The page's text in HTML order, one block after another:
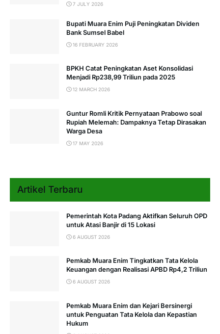
7 JULY 2026
Bupati Muara Enim Puji Peningkatan Dividen
Bank Sumsel Babel
16 FEBRUARY 2026
BPKH Catat Peningkatan Aset Konsolidasi
Menjadi Rp238,99 Triliun pada 2025
12 MARCH 2026
Guntur Romli Kritik Pernyataan Prabowo soal
Rupiah Melemah: Dampaknya Tetap Dirasakan
Warga Desa
17 MAY 2026
Artikel Terbaru
Pemerintah Kota Padang Aktifkan Seluruh OPD
untuk Atasi Banjir di 15 Lokasi
6 AUGUST 2026
Pemkab Muara Enim Tingkatkan Tata Kelola
Keuangan dengan Realisasi APBD Rp4,2 Triliun
6 AUGUST 2026
Pemkab Muara Enim dan Kejari Bersinergi
untuk Penguatan Tata Kelola dan Kepastian
Hukum